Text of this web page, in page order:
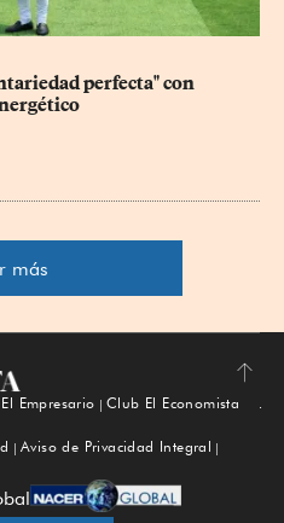
perfecta" con
más
Subir
El Empresario
Club El Economista
Aviso de Privacidad Integral